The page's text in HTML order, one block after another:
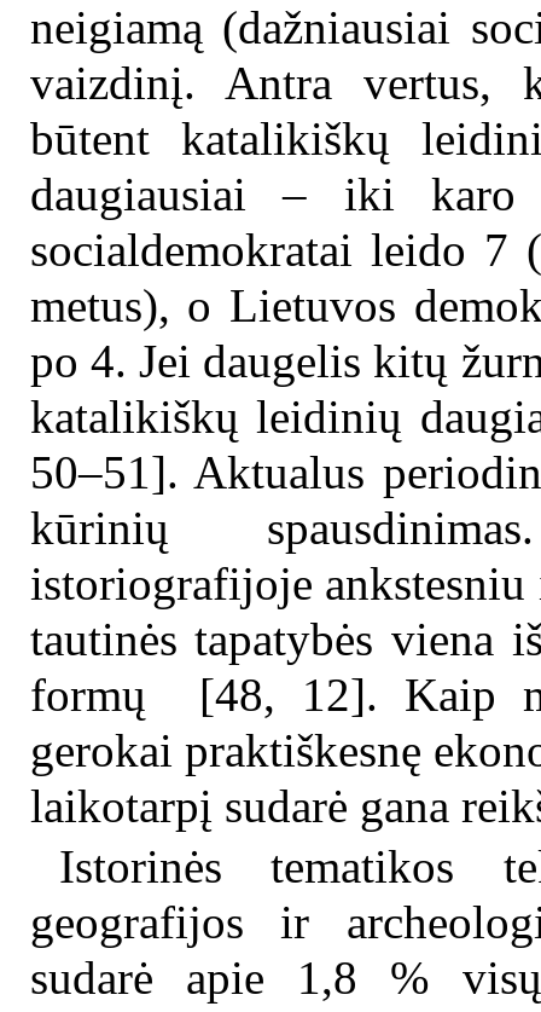
neigiamą (dažniausiai
vaizdinį. Antra vertus,
būtent katalikiškų
daugiausiai – iki
socialdemokratai leido
metus), o Lietuvos
po 4. Jei daugelis kitų
katalikiškų leidinių
50–51]. Aktualus
kūrinių
istoriografijoje
tautinės tapatybės viena
formų [48, 12]. Kaip
gerokai praktiškesnę
laikotarpį sudarė gana
Istorinės tematikos
geografijos ir
sudarė apie 1,8 %